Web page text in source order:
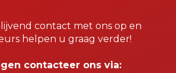
contact met ons op en
helpen u graag verder!
contacteer ons via: